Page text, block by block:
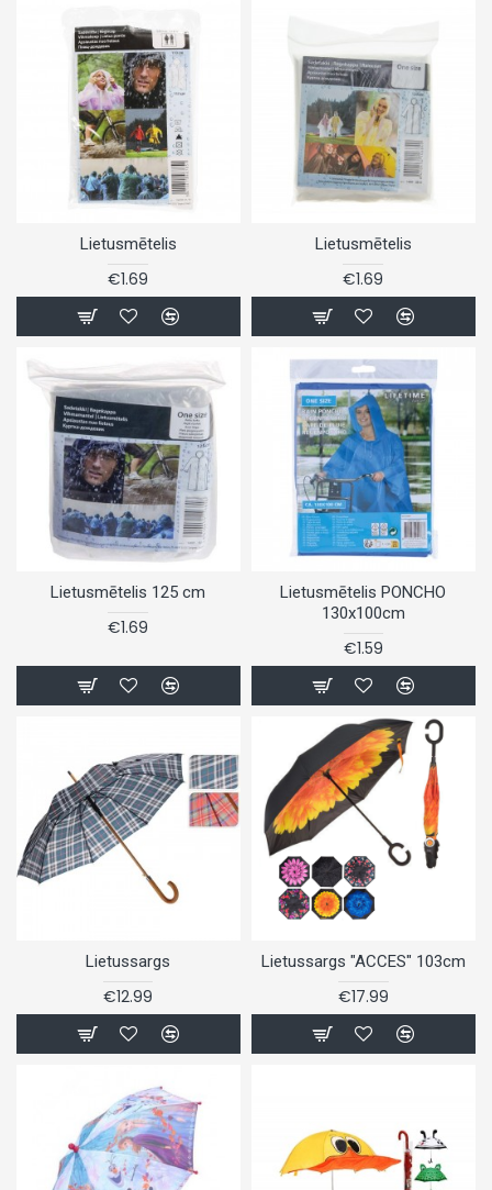
Lietusmētelis
€1.69
Lietusmētelis
€1.69
Lietusmētelis 125 cm
€1.69
Lietusmētelis PONCHO
130x100cm
€1.59
Lietussargs
€12.99
Lietussargs "ACCES" 103cm
€17.99